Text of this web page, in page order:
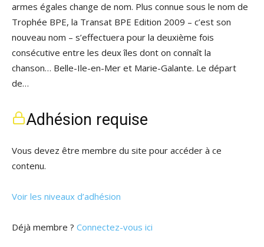
armes égales change de nom. Plus connue sous le nom de
Trophée BPE, la Transat BPE Edition 2009 – c’est son
nouveau nom – s’effectuera pour la deuxième fois
consécutive entre les deux îles dont on connaît la
chanson… Belle-Ile-en-Mer et Marie-Galante. Le départ
de…
Adhésion requise
Vous devez être membre du site pour accéder à ce
contenu.
Voir les niveaux d’adhésion
Déjà membre ? Connectez-vous ici